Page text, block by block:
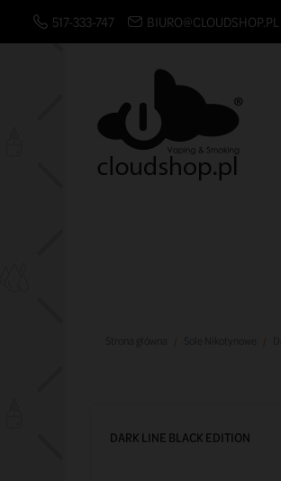
517-333-747 BIURO@CLOUDSHOP.PL
DARK LINE BLACK EDITION